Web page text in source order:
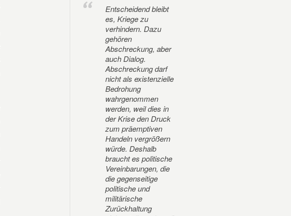
Entscheidend bleibt
es, Kriege zu
verhindern. Dazu
gehören
Abschreckung, aber
auch Dialog.
Abschreckung darf
nicht als existenzielle
Bedrohung
wahrgenommen
werden, weil dies in
der Krise den Druck
zum präemptiven
Handeln vergrößern
würde. Deshalb
braucht es politische
Vereinbarungen, die
die gegenseitige
politische und
militärische
Zurückhaltung